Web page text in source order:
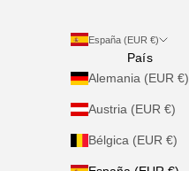
España (EUR €)
País
Alemania (EUR €)
Austria (EUR €)
Bélgica (EUR €)